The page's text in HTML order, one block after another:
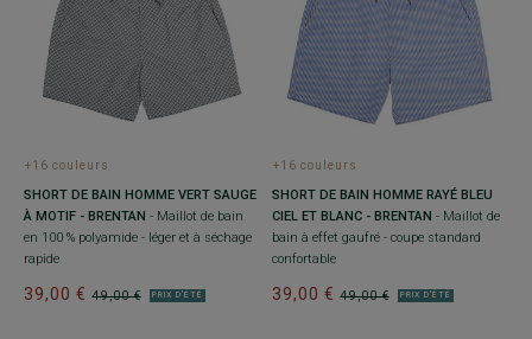
+16 couleurs
SHORT DE BAIN HOMME VERT SAUGE
À MOTIF - BRENTAN - Maillot de bain
en 100 % polyamide - léger et à séchage
rapide
49,00 €
39,00 € PRIX D'ÉTÉ
+16 couleurs
SHORT DE BAIN HOMME RAYÉ BLEU
CIEL ET BLANC - BRENTAN - Maillot de
bain à effet gaufré - coupe standard
confortable
49,00 €
39,00 € PRIX D'ÉTÉ